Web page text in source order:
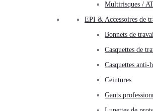
Multirisques /
EPI & Accessoires de
Bonnets de
Casquettes de
Casquettes anti-
Ceintures
Gants